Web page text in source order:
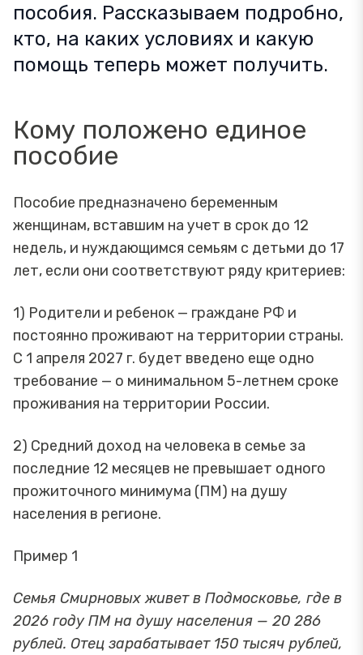
пособия. Рассказываем подробно,
кто, на каких условиях и какую
помощь теперь может получить.
Кому положено единое
пособие
Пособие предназначено беременным
женщинам, вставшим на учет в срок до 12
недель, и нуждающимся семьям с детьми до 17
лет, если они соответствуют ряду критериев:
1) Родители и ребенок — граждане РФ и
постоянно проживают на территории страны.
С 1 апреля 2027 г. будет введено еще одно
требование — о минимальном 5-летнем сроке
проживания на территории России.
2) Средний доход на человека в семье за
последние 12 месяцев не превышает одного
прожиточного минимума (ПМ) на душу
населения в регионе.
Пример 1
Семья Смирновых живет в Подмосковье, где в
2026 году ПМ на душу населения — 20 286
рублей. Отец зарабатывает 150 тысяч рублей,